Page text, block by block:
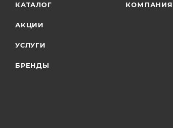
КАТАЛОГ
АКЦИИ
УСЛУГИ
БРЕНДЫ
КОМПАНИЯ